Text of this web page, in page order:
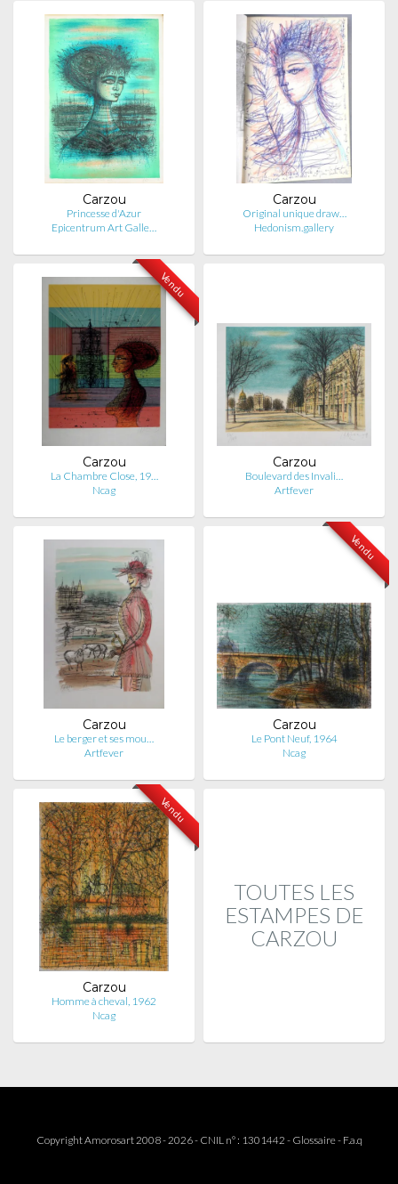
Carzou
Princesse d'Azur
Epicentrum Art Galle…
Carzou
Original unique draw…
Hedonism.gallery
Vendu
Carzou
La Chambre Close, 19…
Ncag
Carzou
Boulevard des Invali…
Artfever
Carzou
Le berger et ses mou…
Artfever
Vendu
Carzou
Le Pont Neuf, 1964
Ncag
Vendu
Carzou
Homme à cheval, 1962
Ncag
TOUTES LES
ESTAMPES DE
CARZOU
Copyright Amorosart 2008 - 2026 - CNIL n° : 1301442 - Glossaire- F.a.q